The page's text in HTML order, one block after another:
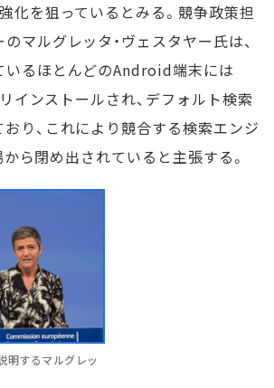
化を狙っているとみる。競争政策担
マルグレッタ・ヴェスタヤー氏は、
いるほとんどのAndroid端末には
インストールされ、デフォルト検索
り、これにより競合する検索エンジ
ら閉め出されていると主張する。
するマルグレッ